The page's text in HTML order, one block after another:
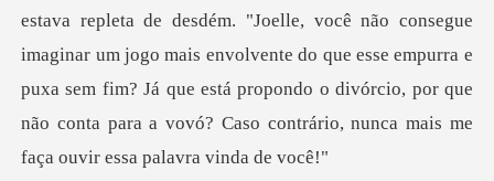
gue
imaginar um jogo mais envolvente do que esse empurra e
puxa sem fim? Já que está propondo o divórci